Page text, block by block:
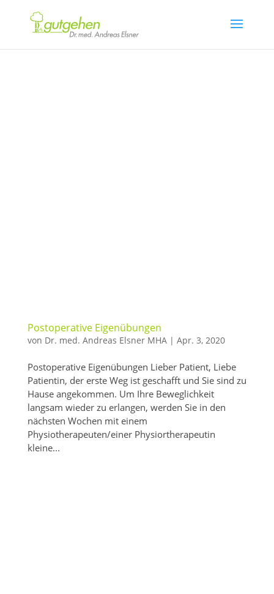
Postoperative Eigenübungen
von Dr. med. Andreas Elsner MHA| Apr. 3, 2020
Postoperative Eigenübungen Lieber Patient, Liebe
Patientin, der erste Weg ist geschafft und Sie sind zu
Hause angekommen. Um Ihre Beweglichkeit
langsam wieder zu erlangen, werden Sie in den
nächsten Wochen mit einem
Physiotherapeuten/einer Physiortherapeutin
kleine...